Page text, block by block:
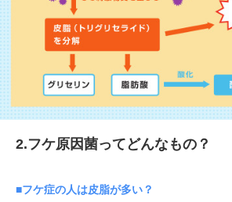
2.フケ原因菌ってどんなもの？
■フケ症の人は皮脂が多い？